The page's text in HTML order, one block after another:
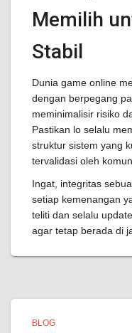
Memilih
Stabil
Dunia game online
dengan berpegang
meminimalisir risiko
Pastikan lo selalu
struktur sistem yang
tervalidasi oleh
Ingat, integritas
setiap kemenangan
teliti dan selalu
agar tetap berada di
BLOG